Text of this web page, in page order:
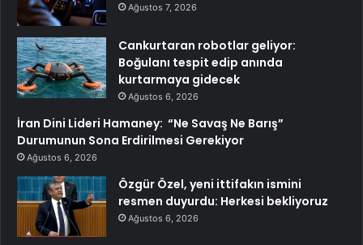
Ağustos 7, 2026
Cankurtaran robotlar geliyor:
Boğulanı tespit edip anında
kurtarmaya gidecek
Ağustos 6, 2026
İran Dini Lideri Hamaney: “Ne Savaş Ne Barış”
Durumunun Sona Erdirilmesi Gerekiyor
Ağustos 6, 2026
Özgür Özel, yeni ittifakın ismini
resmen duyurdu: Herkesi bekliyoruz
Ağustos 6, 2026